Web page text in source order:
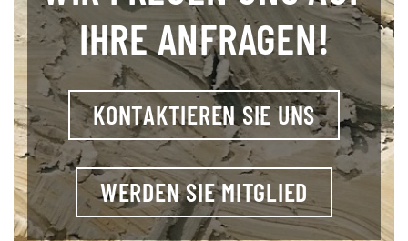
IHRE ANFRAGEN!
KONTAKTIEREN SIE UNS
WERDEN SIE MITGLIED